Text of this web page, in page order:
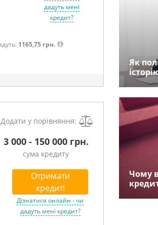
дадуть мені
кредит?
1165,75 грн.
Додати у порівняння:
3 000 - 150 000 грн.
сума кредиту
Отримати
кредит!
Дізнатися онлайн - чи
дадуть мені кредит?
Як
Чому